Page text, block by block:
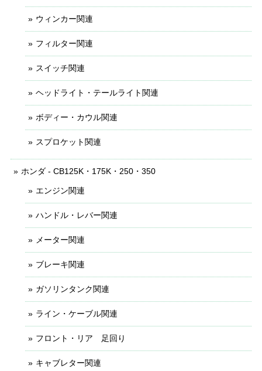
ウィンカー関連
フィルター関連
スイッチ関連
ヘッドライト・テールライト関連
ボディー・カウル関連
スプロケット関連
ホンダ - CB125K・175K・250・350
エンジン関連
ハンドル・レバー関連
メーター関連
ブレーキ関連
ガソリンタンク関連
ライン・ケーブル関連
フロント・リア 足回り
キャブレター関連